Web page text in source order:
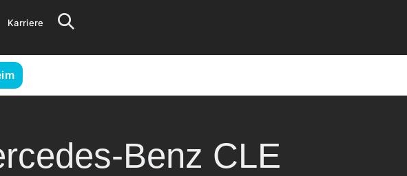
Karriere
Benz CLE